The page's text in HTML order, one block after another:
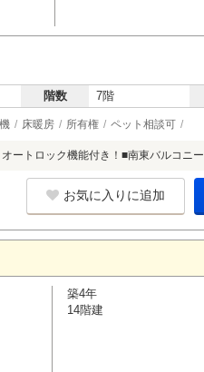
階数 7階
床暖房 所有権 ペット相談可
ートロック機能付き！■南東バルコニー
お気に入りに追加
築4年
14階建